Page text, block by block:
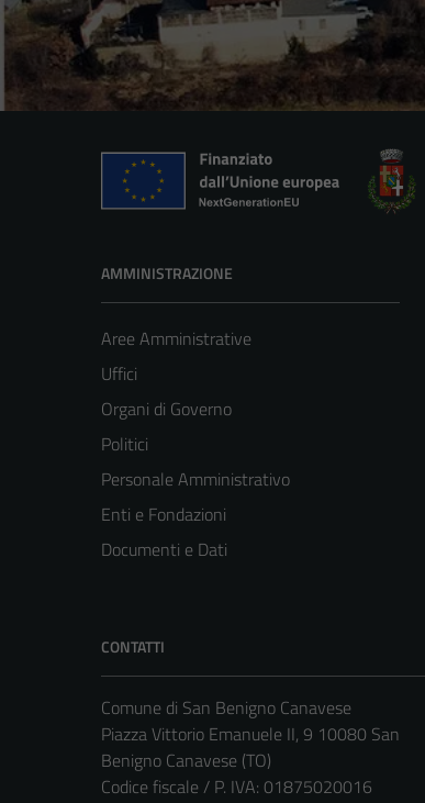
AMMINISTRAZIONE
Aree Amministrative
Uffici
Organi di Governo
Politici
Personale Amministrativo
Enti e Fondazioni
Documenti e Dati
CONTATTI
Comune di San Benigno Canavese
Piazza Vittorio Emanuele II, 9 10080 San
Benigno Canavese (TO)
Codice fiscale / P. IVA: 01875020016